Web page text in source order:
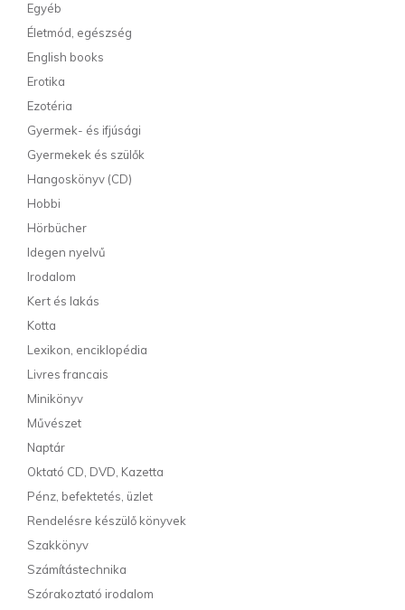
Egyéb
Életmód, egészség
English books
Erotika
Ezotéria
Gyermek- és ifjúsági
Gyermekek és szülők
Hangoskönyv (CD)
Hobbi
Hörbücher
Idegen nyelvű
Irodalom
Kert és lakás
Kotta
Lexikon, enciklopédia
Livres francais
Minikönyv
Művészet
Naptár
Oktató CD, DVD, Kazetta
Pénz, befektetés, üzlet
Rendelésre készülő könyvek
Szakkönyv
Számítástechnika
Szórakoztató irodalom